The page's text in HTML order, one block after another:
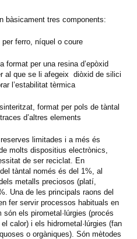
bàsicament tres components:
ferro, níquel o coure
format per una resina d’epòxid
al que se li afegeix diòxid de silici
l’estabilitat tèrmica
format per pols de tàntal
d’altres elements
limitades i a més és
molts dispositius electrònics,
de ser reciclat. En
tàntal només és del 1%, al
metalls preciosos (platí,
Una de les principals raons del
fer servir processos habituals en
els pirometal·lúrgies (procés
calor) i els hidrometal·lúrgies (fan
o orgàniques). Són mètodes